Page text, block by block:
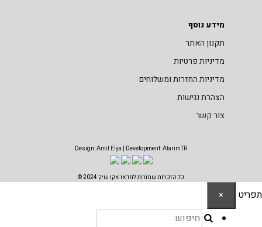
מידע נוסף
תקנון האתר
מדיניות פרטיות
מדיניות החזרות ומשלוחים
הצהרת נגישות
צור קשר
Design:Amit Elya | Development:AtarimTR
כל הזכויות שמורות למדאו אקו שיק 2024 ©
תפריט ×